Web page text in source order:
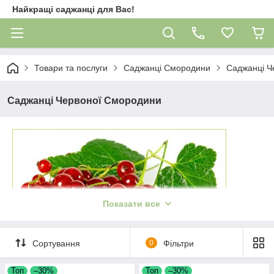
Найкращі саджанці для Вас!
Товари та послуги Саджанці Смородини Саджанці
Саджанці Червоної Смородини
Чевона смородина – улюблена ягода
Показати все
Сортування 0 Фільтри
Топ –30% Топ –30%